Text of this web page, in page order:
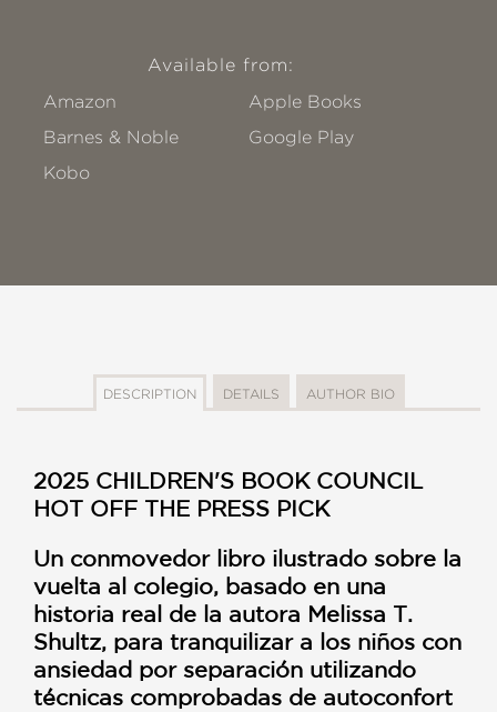
Available from:
Amazon
Apple Books
Barnes & Noble
Google Play
Kobo
DESCRIPTION DETAILS AUTHOR BIO
2025 CHILDREN'S BOOK COUNCIL
HOT OFF THE PRESS PICK
Un conmovedor libro ilustrado sobre la
vuelta al colegio, basado en una
historia real de la autora Melissa T.
Shultz, para tranquilizar a los niños con
ansiedad por separación utilizando
técnicas comprobadas de autoconfort